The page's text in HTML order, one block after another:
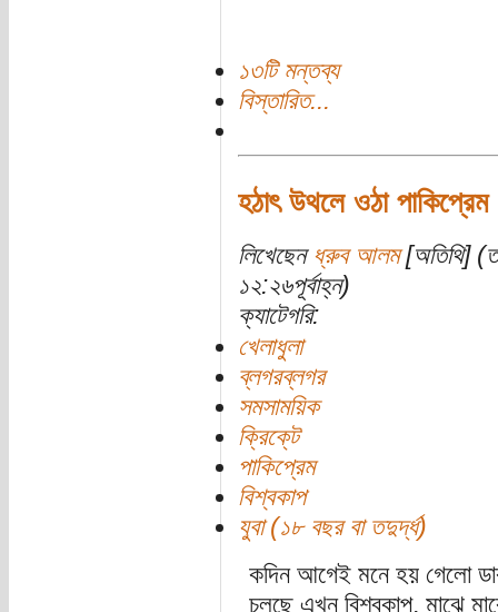
১৩টি মন্তব্য
বিস্তারিত...
হঠাৎ উথলে ওঠা পাকিপ্রেম
লিখেছেন ধ্রুব আলম[অতিথি]
১২:২৬পূর্বাহ্ন)
ক্যাটেগরি:
খেলাধুলা
ব্লগরব্লগর
সমসাময়িক
ক্রিকে্‌ট
পাকিপ্রেম
বিশ্বকাপ
যুবা (১৮ বছর বা তদুর্দ্ধ)
কদিন আগেই মনে হয় গেলো
চলছে এখন বিশ্বকাপ, মাঝে